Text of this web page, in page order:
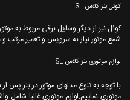
کوئل بنز کلاس SL
کوئل نیز از دیگر وسایل برقی مربوط به
شمع موتور نیاز به سرویس و تعمیر مرتب و
لوازم موتوری بنز کلاس SL
با توجه به تنوع مدلهای موتور در بنز پس
موتوری نماییم.لوازم موتوری غالبا شامل